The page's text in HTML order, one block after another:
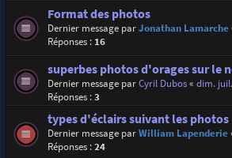
Format des photos
Dernier message parJonathan Lamarche
Réponses : 16
superbes photos d'orages sur le
Dernier message parCyril Dubos« dim.
Réponses :3
types d'éclairs suivant les photos
Dernier message parWilliam Lapenderie
Réponses :24